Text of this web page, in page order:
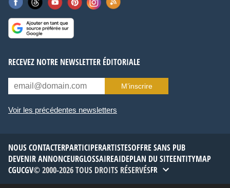
RECEVEZ NOTRE NEWSLETTER ÉDITORIALE
M’inscrire
Voir les précédentes newsletters
NOUS CONTACTERPARTICIPERARTISTESOFFRE SANS PUB
DEVENIR ANNONCEURGLOSSAIREAIDEPLAN DU SITEENTITYMAP
CGUCGV© 2000-2026 TOUS DROITS RÉSERVÉSFR